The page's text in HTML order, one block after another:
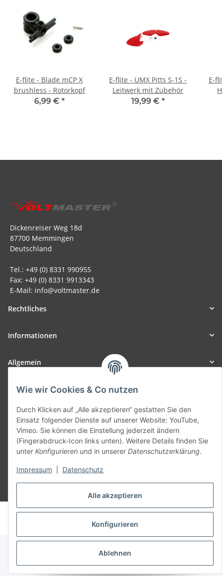
Alle akzeptieren
Konfigurieren
Ablehnen
Wie wir Cookies & Co nutzen
Durch Klicken auf „Alle akzeptieren“ gestatten Sie den
Einsatz folgender Dienste auf unserer Website: YouTube,
Vimeo. Sie können die Einstellung jederzeit ändern
(Fingerabdruck-Icon links unten). Weitere Details finden Sie
unter Konfigurieren und in unserer Datenschutzerklärung.
Impressum Datenschutz
E-flite - Blade mCP X
brushless - Rotorkopf
6,99 € *
E-flite - UMX Pitts S-1S -
Leitwerk mit Zubehör
19,99 € *
E-
Dickenreiser Weg 18d
87700 Memmingen
Deutschland
Tel.: +49 (0) 8331 990955
Fax: +49 (0) 8331 9913343
E-Mail: info@voltmaster.de
Rechtliches
Informationen
Allgemein
Teil unseres Netzwerks:
Vertrag widerrufen
© voltmaster.de
Powered byJTL-Shop